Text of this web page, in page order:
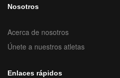
Nosotros
Acerca de nosotros
Únete a nuestros atletas
Enlaces rápidos